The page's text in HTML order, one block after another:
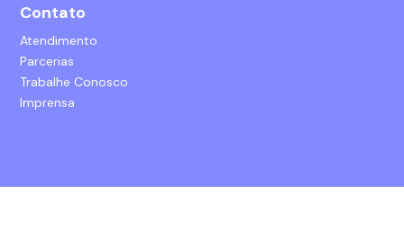
Contato
Atendimento
Parcerias
Trabalhe Conosco
Imprensa